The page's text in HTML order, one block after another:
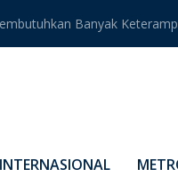
Banyak
INTERNASIONAL